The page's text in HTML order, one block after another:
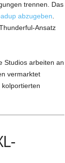
trennen. Das
abzugeben
Ansatz
Studios arbeiten an
vermarktet